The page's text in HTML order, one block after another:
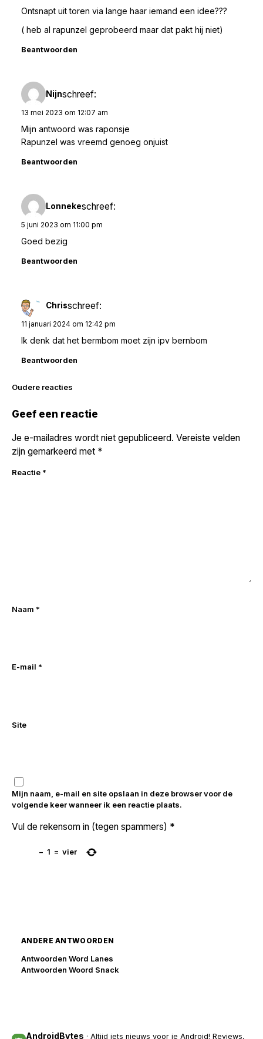
Ontsnapt uit toren via lange haar iemand een idee???
( heb al rapunzel geprobeerd maar dat pakt hij niet)
Beantwoorden
Nijnschreef:
13 mei 2023 om 12:07 am
Mijn antwoord was raponsje
Rapunzel was vreemd genoeg onjuist
Beantwoorden
Lonnekeschreef:
5 juni 2023 om 11:00 pm
Goed bezig
Beantwoorden
Chrisschreef:
11 januari 2024 om 12:42 pm
Ik denk dat het bermbom moet zijn ipv bernbom
Beantwoorden
Reacties
navigatie
Oudere reacties
Geef een reactie
Je e-mailadres wordt niet gepubliceerd. Vereiste velden
zijn gemarkeerd met *
Reactie *
Naam *
E-mail *
Site
Mijn naam, e-mail en site opslaan in deze browser voor de
volgende keer wanneer ik een reactie plaats.
Vul de rekensom in (tegen spammers) *
− 1 = vier
ANDERE ANTWOORDEN
Antwoorden Word Lanes
Antwoorden Woord Snack
AndroidBytes · Altijd iets nieuws voor je Android! Reviews,